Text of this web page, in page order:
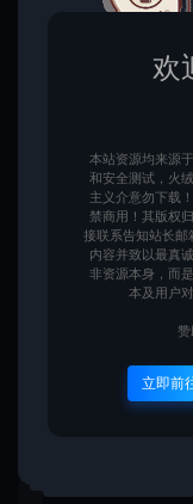
欢
本站资源均来源
和安全测试，火
主义介意勿下载
禁商用！其版权
接联系告知站长
内容并致以最真
非资源本身，而
本及用户
立即前